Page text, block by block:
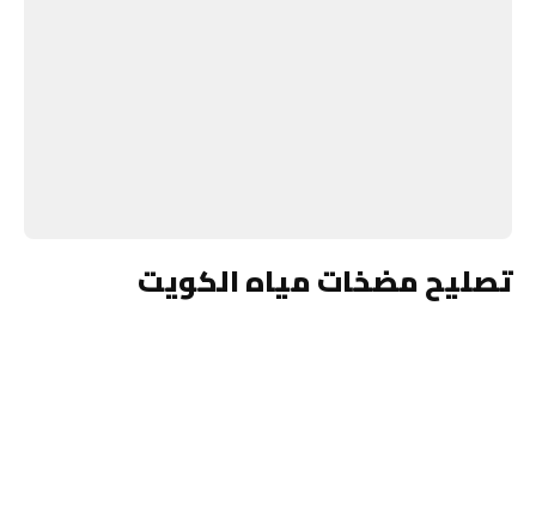
تصليح مضخات مياه الكويت